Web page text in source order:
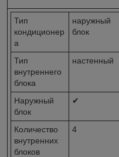
Тип
кондиционер
а
наружный
блок
Тип
внутреннего
блока
настенный
Наружный
блок
✔
Количество
внутренних
блоков
4